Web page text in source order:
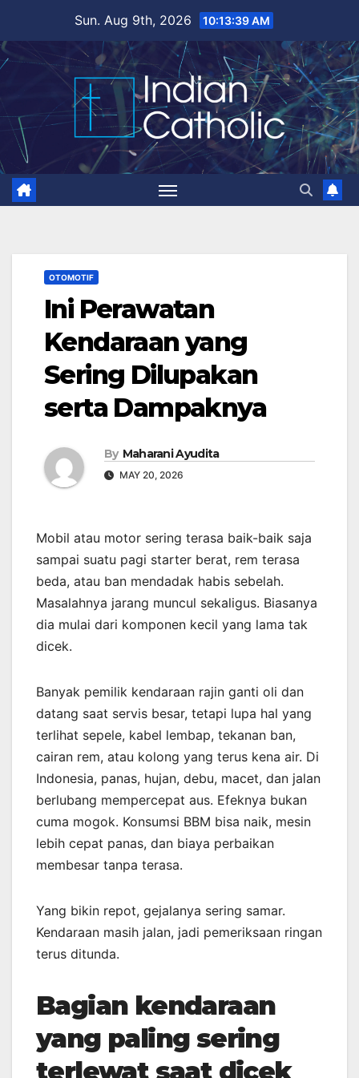
content
Sun. Aug 9th, 2026 10:13:40 AM
OTOMOTIF
Ini Perawatan
Kendaraan yang
Sering Dilupakan
serta Dampaknya
By Maharani Ayudita
MAY 20, 2026
Mobil atau motor sering terasa baik-baik saja
sampai suatu pagi starter berat, rem terasa
beda, atau ban mendadak habis sebelah.
Masalahnya jarang muncul sekaligus. Biasanya
dia mulai dari komponen kecil yang lama tak
dicek.
Banyak pemilik kendaraan rajin ganti oli dan
datang saat servis besar, tetapi lupa hal yang
terlihat sepele, kabel lembap, tekanan ban,
cairan rem, atau kolong yang terus kena air. Di
Indonesia, panas, hujan, debu, macet, dan jalan
berlubang mempercepat aus. Efeknya bukan
cuma mogok. Konsumsi BBM bisa naik, mesin
lebih cepat panas, dan biaya perbaikan
membesar tanpa terasa.
Yang bikin repot, gejalanya sering samar.
Kendaraan masih jalan, jadi pemeriksaan ringan
terus ditunda.
Bagian kendaraan
yang paling sering
terlewat saat dicek